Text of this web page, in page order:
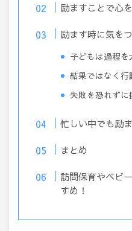
励ますことで心
励ます時に気を
子どもは過程を
結果ではなく行
失敗を恐れずに
忙しい中でも励
まとめ
訪問保育やベビ
すめ！